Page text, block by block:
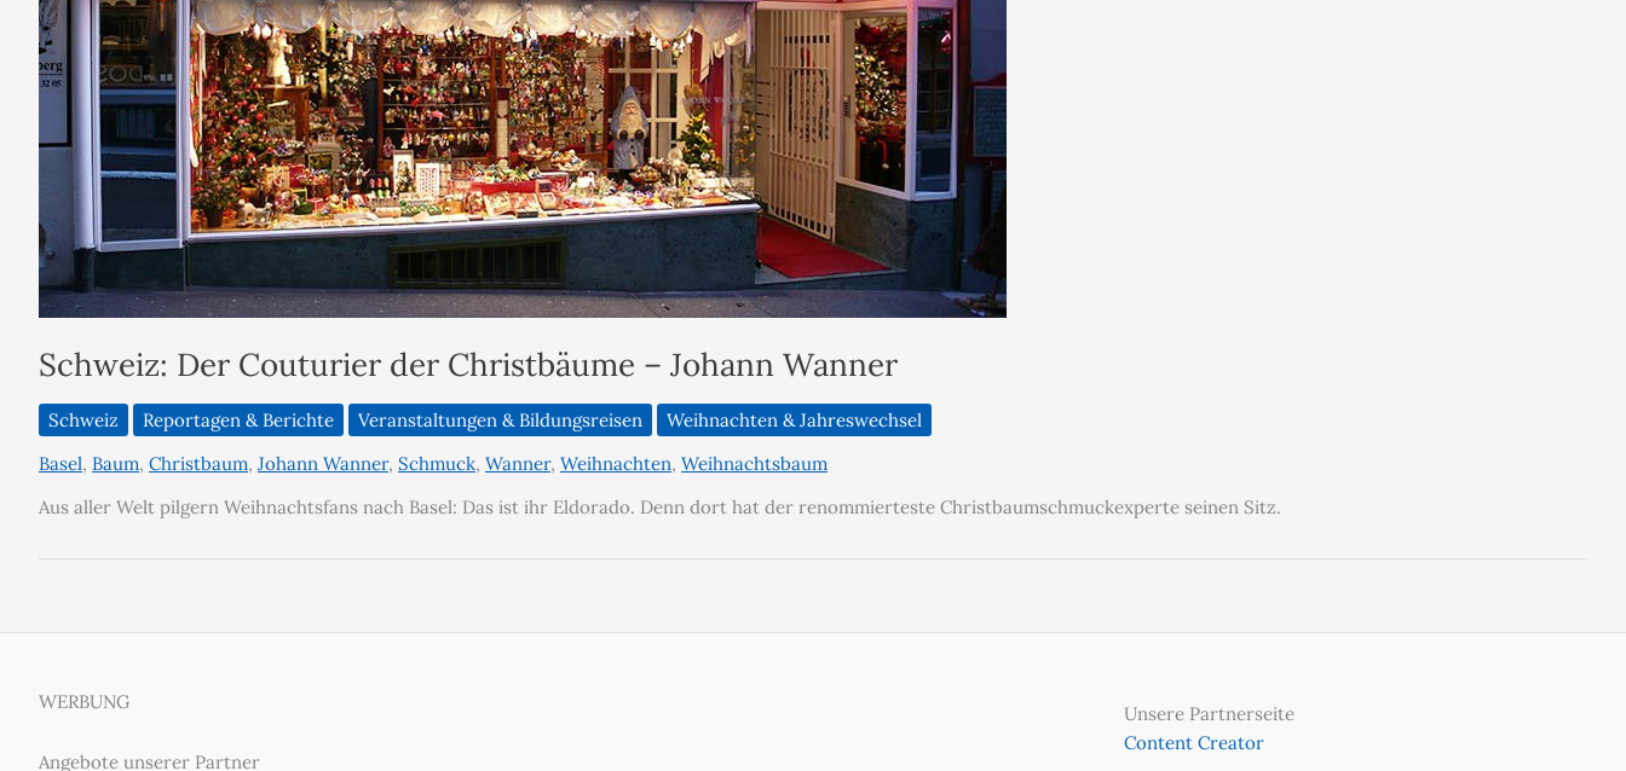
Schweiz: Der Couturier der Christbäume – Johann Wanner
Schweiz Reportagen & Berichte Veranstaltungen & Bildungsreisen
Weihnachten & Jahreswechsel
Basel, Baum, Christbaum, Johann Wanner, Schmuck, Wanner, Weihnachten, Weihnachtsbaum
Aus aller Welt pilgern Weihnachtsfans nach Basel: Das ist ihr Eldorado. Denn dort hat der renommierteste Christbaumschmuckexperte seinen Sitz.
WERBUNG
Angebote unserer Partner
Unsere Partnerseite
Content Creator